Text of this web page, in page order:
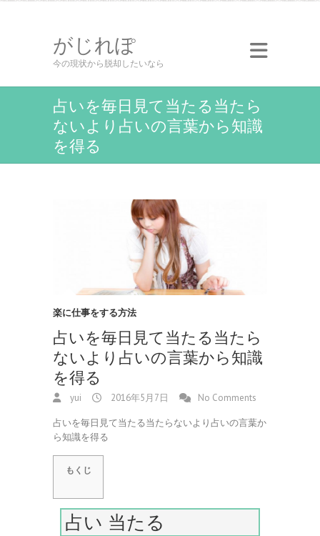
がじれぽ
今の現状から脱却したいなら
占いを毎日見て当たる当たら
ないより占いの言葉から知識
を得る
楽に仕事をする方法
占いを毎日見て当たる当たら
ないより占いの言葉から知識
を得る
yui 2016年5月7日 No Comments
占いを毎日見て当たる当たらないより占いの言葉か
ら知識を得る
もくじ
占い 当たる